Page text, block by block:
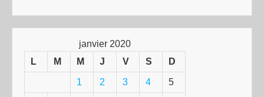
janvier 2020
L
M M J V S D
1 2 3 4 5